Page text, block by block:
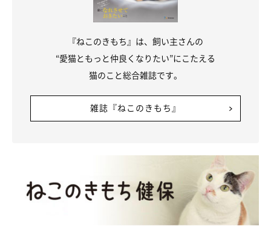
うえで、やきのりくんといつか寄り添っている姿を見られたらい
いなぁと思っています」
関連記事:
額に「海苔」のような模様があった保護子猫→7
額に特徴的な「海苔」のような模様があった保護子猫のやきのりく
ん。7年後には模様が薄くなり、ガッチリした見た目に成長した愛
※この記事は投稿者さまに取材し、了承の上制作したものです。
2026年5月時点の情報であり、現在と異なる場合があります。
『ねこのきもち』は、飼い主さんの
“愛猫ともっと仲良くなりたい”にこたえる
猫のこと総合雑誌です。
雑誌『ねこのきもち』